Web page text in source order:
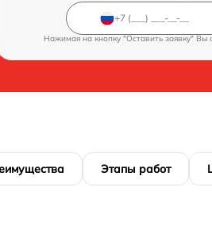
Нажимая на кнопку "Оставить заявку" Вы
Этапы работ